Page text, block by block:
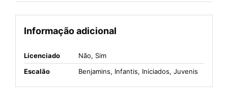
Informação adicional
Licenciado
Não, Sim
Escalão
Benjamins, Infantis, Iniciados, Juvenis